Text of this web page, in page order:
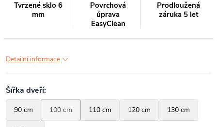
Tvrzené sklo 6
mm
Povrchová
úprava
EasyClean
Prodloužená
záruka 5 let
Detailní informace